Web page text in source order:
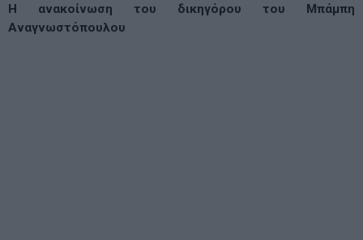
Η ανακοίνωση του δικηγόρου του Μπάμπη
Αναγνωστόπουλου